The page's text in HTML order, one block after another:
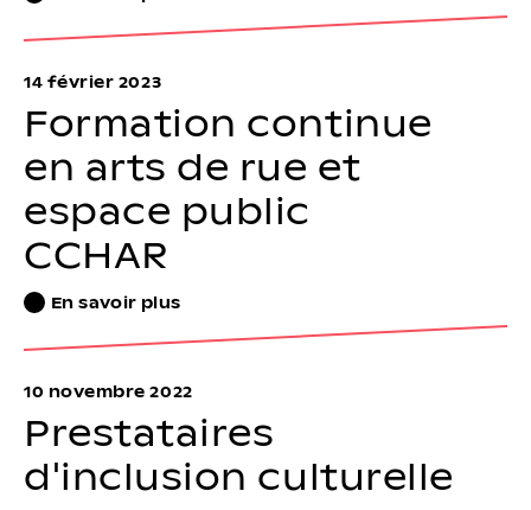
14 février 2023
Formation continue
en arts de rue et
espace public
CCHAR
En savoir plus
10 novembre 2022
Prestataires
d'inclusion culturelle